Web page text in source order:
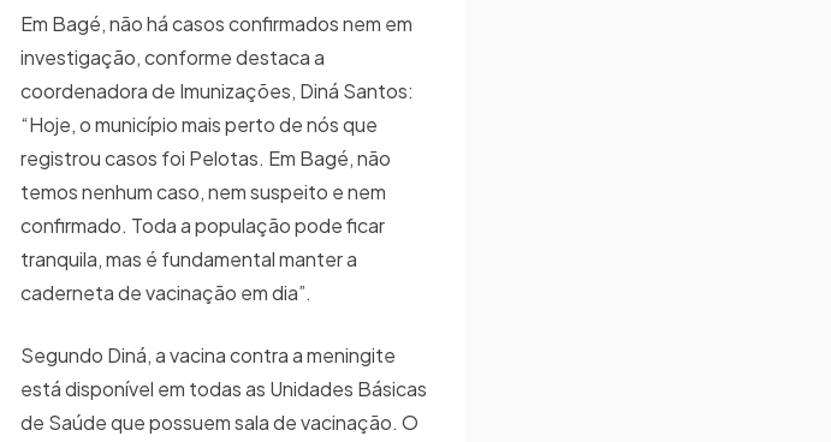
Em Bagé, não há casos confirmados nem em
investigação, conforme destaca a
coordenadora de Imunizações, Diná Santos:
“Hoje, o município mais perto de nós que
registrou casos foi Pelotas. Em Bagé, não
temos nenhum caso, nem suspeito e nem
confirmado. Toda a população pode ficar
tranquila, mas é fundamental manter a
caderneta de vacinação em dia”.
Segundo Diná, a vacina contra a meningite
está disponível em todas as Unidades Básicas
de Saúde que possuem sala de vacinação. O